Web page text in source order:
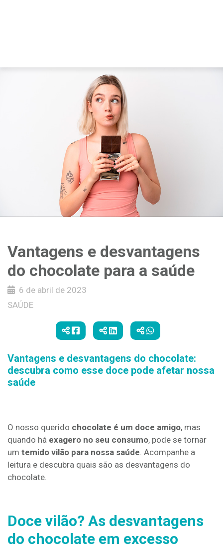
Vantagens e desvantagens
do chocolate para a saúde
6 de abril de 2023
SAÚDE
Vantagens e desvantagens do chocolate:
descubra como esse doce pode afetar nossa
saúde
O nosso querido chocolate é um doce amigo, mas
quando há exagero no seu consumo, pode se tornar
um temido vilão para nossa saúde. Acompanhe a
leitura e descubra quais são as desvantagens do
chocolate.
Doce vilão? As desvantagens
do chocolate em excesso